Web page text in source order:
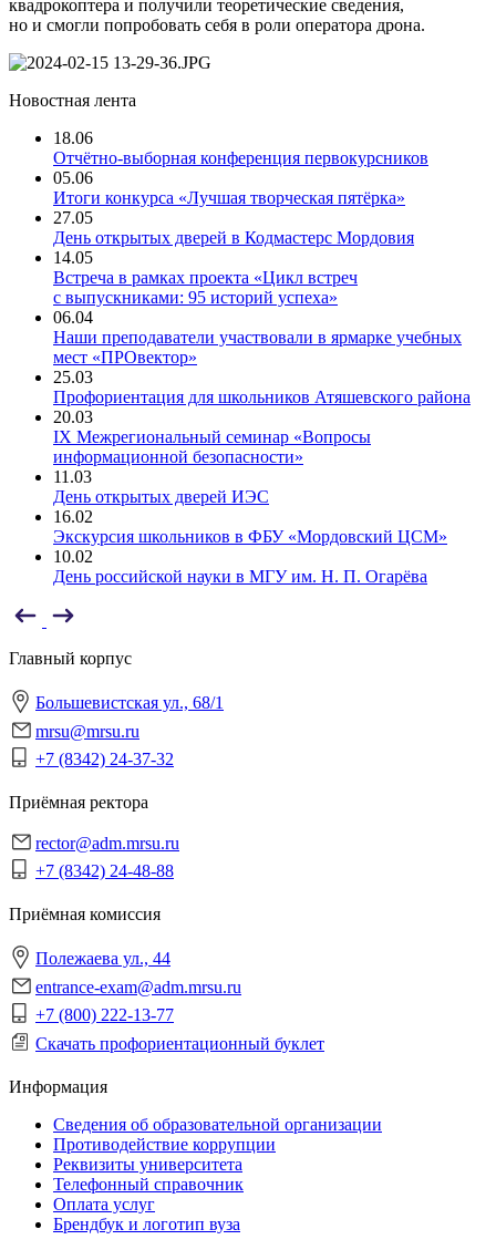
квадрокоптера и получили теоретические сведения,
но и смогли попробовать себя в роли оператора дрона.
Новостная лента
18.06
Отчётно-выборная конференция первокурсников
05.06
Итоги конкурса «Лучшая творческая пятёрка»
27.05
День открытых дверей в Кодмастерс Мордовия
14.05
Встреча в рамках проекта «Цикл встреч
с выпускниками: 95 историй успеха»
06.04
Наши преподаватели участвовали в ярмарке учебных
мест «ПРОвектор»
25.03
Профориентация для школьников Атяшевского района
20.03
IX Межрегиональный семинар «Вопросы
информационной безопасности»
11.03
День открытых дверей ИЭС
16.02
Экскурсия школьников в ФБУ «Мордовский ЦСМ»
10.02
День российской науки в МГУ им. Н. П. Огарёва
Главный корпус
Большевистская ул., 68/1
mrsu@mrsu.ru
+7 (8342) 24-37-32
Приёмная ректора
rector@adm.mrsu.ru
+7 (8342) 24-48-88
Приёмная комиссия
Полежаева ул., 44
entrance-exam@adm.mrsu.ru
+7 (800) 222-13-77
Скачать профориентационный буклет
Информация
Сведения об образовательной организации
Противодействие коррупции
Реквизиты университета
Телефонный справочник
Оплата услуг
Брендбук и логотип вуза